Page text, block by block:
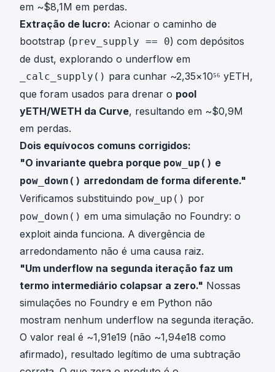
em ~$8,1M em perdas.
Extração de lucro: Acionar o caminho de
bootstrap (prev_supply == 0) com depósitos
de dust, explorando o underflow em
_calc_supply() para cunhar ~2,35×10⁵⁶ yETH,
que foram usados para drenar o pool
yETH/WETH da Curve, resultando em ~$0,9M
em perdas.
Dois equívocos comuns corrigidos:
"O invariante quebra porque pow_up() e
pow_down() arredondam de forma diferente."
Verificamos substituindo pow_up() por
pow_down() em uma simulação no Foundry: o
exploit ainda funciona. A divergência de
arredondamento não é uma causa raiz.
"Um underflow na segunda iteração faz um
termo intermediário colapsar a zero." Nossas
simulações no Foundry e em Python não
mostram nenhum underflow na segunda iteração.
O valor real é ~1,91e19 (não ~1,94e18 como
afirmado), resultado legítimo de uma subtração